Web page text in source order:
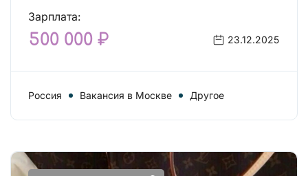
Зарплата:
500 000 ₽ 23.12.2025
Россия Вакансия в Москве Другое